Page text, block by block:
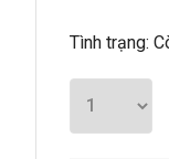
Tình trạng: